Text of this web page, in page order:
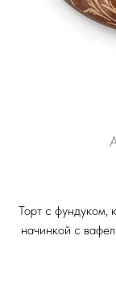
Торт с фундуком,
начинкой с